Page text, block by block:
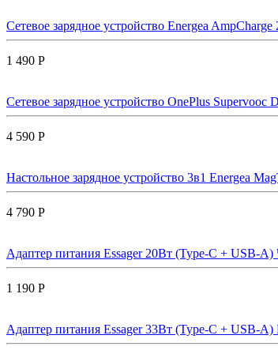
Сетевое зарядное устройство Energea
1 490 Р
Сетевое зарядное устройство OnePlus
4 590 Р
Настольное зарядное устройство 3в1 Energea
4 790 Р
Адаптер питания Essager 20Вт (Type-C + USB-
1 190 Р
Адаптер питания Essager 33Вт (Type-C + USB-A)